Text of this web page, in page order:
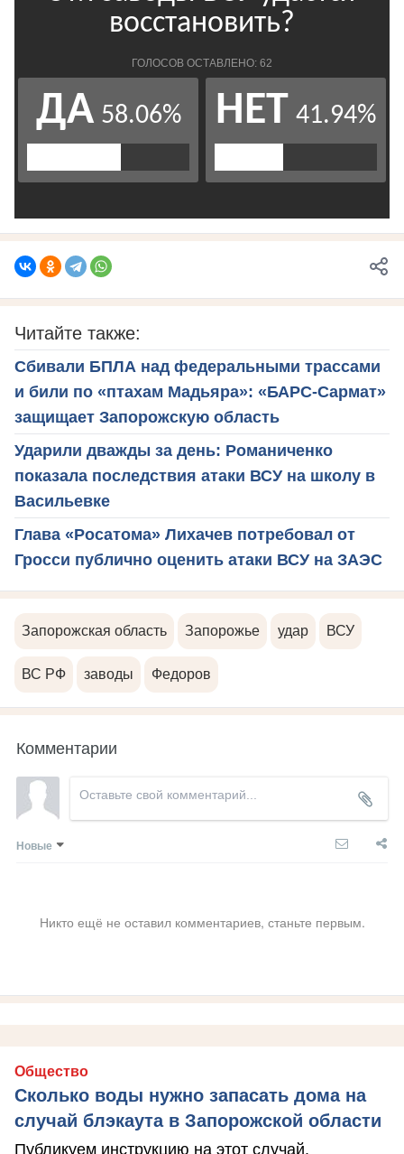
Читайте также:
Сбивали БПЛА над федеральными трассами
и били по «птахам Мадьяра»: «БАРС-Сармат»
защищает Запорожскую область
Ударили дважды за день: Романиченко
показала последствия атаки ВСУ на школу в
Васильевке
Глава «Росатома» Лихачев потребовал от
Гросси публично оценить атаки ВСУ на ЗАЭС
Запорожская область Запорожье удар ВСУ
ВС РФ заводы Федоров
Комментарии
Новые
Никто ещё не оставил комментариев, станьте первым.
Общество
Сколько воды нужно запасать дома на
случай блэкаута в Запорожской области
Публикуем инструкцию на этот случай.